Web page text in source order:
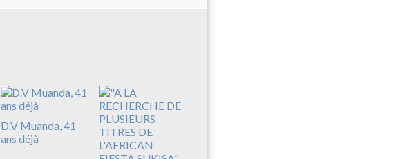
D.V Muanda, 41
ans déjà